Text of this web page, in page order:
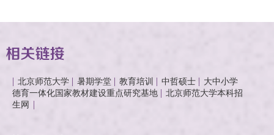
北京师范大学 暑期学堂 教育培训 中哲硕士
大中小学
德育一体化国家教材建设重点研究基地
北京师范大学本科招
生网